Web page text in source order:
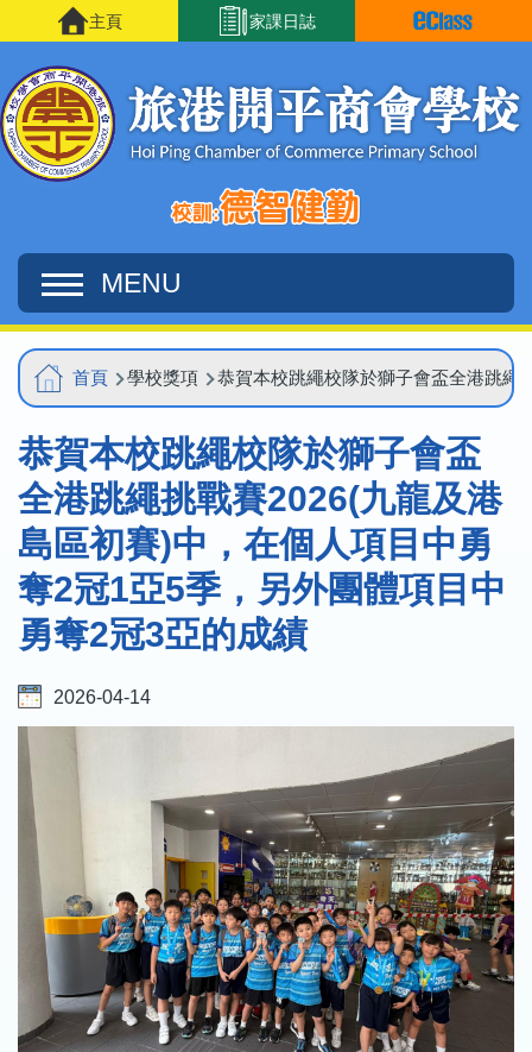
移至主內容 家課日誌
主頁
MENU
Main
navigation
導
航
連
結
首頁 學校獎項 恭賀本校跳繩校隊於獅子會盃全港跳繩
恭賀本校跳繩校隊於獅子會盃
全港跳繩挑戰賽2026(九龍及港
島區初賽)中，在個人項目中勇
奪2冠1亞5季，另外團體項目中
勇奪2冠3亞的成績
2026-04-14